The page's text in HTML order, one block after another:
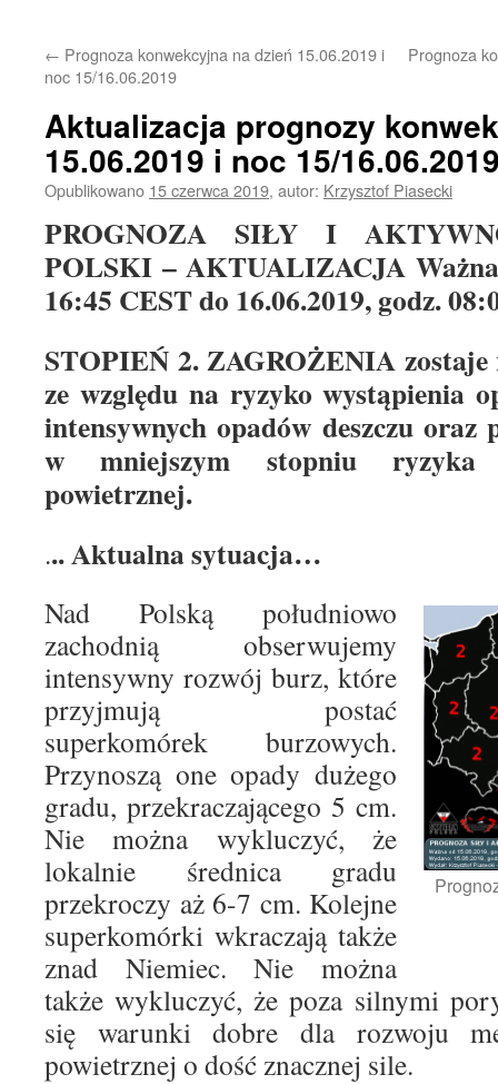
← Prognoza konwekcyjna na dzień 15.06.2019 i
noc 15/16.06.2019
Prognoza
Aktualizacja prognozy
15.06.2019 i noc 15/
Opublikowano 15 czerwca 2019, autor: Krzysztof Piasecki
PROGNOZA SIŁY I
POLSKI – AKTUALIZACJA Ważna
16:45 CEST do 16.06.2019, godz.
STOPIEŃ 2. ZAGROŻENIA zostaje
ze względu na ryzyko wystąpienia
intensywnych opadów deszczu
w mniejszym stopniu ryzyka
powietrznej.
... Aktualna sytuacja…
Nad Polską południowo
zachodnią obserwujemy
intensywny rozwój burz, które
przyjmują postać
superkomórek burzowych.
Przynoszą one opady dużego
gradu, przekraczającego 5 cm.
Nie można wykluczyć, że
lokalnie średnica gradu
przekroczy aż 6-7 cm. Kolejne
superkomórki wkraczają także
znad Niemiec. Nie można
także wykluczyć, że poza silnymi
się warunki dobre dla rozwoju
powietrznej o dość znacznej sile.